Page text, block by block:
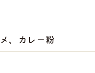
、カレー粉